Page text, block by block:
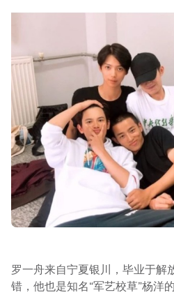
罗一舟来自宁夏银川，毕业于解
错，他也是知名“军艺校草”杨洋